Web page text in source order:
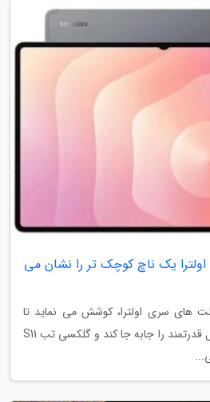
رندرهای گلکسی تب S11 اولترا یک ناچ کوچک تر را نشان می
های سری اولترا، کوشش می نماید تا
مرزهای یک دستگاه قابل حمل قدرتمند را جابه جا کند و گلکسی تب S11